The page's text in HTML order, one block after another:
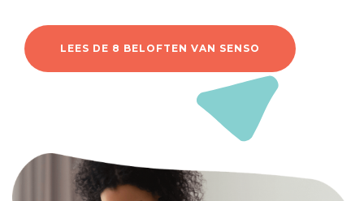
LEES DE 8 BELOFTEN VAN SENSO